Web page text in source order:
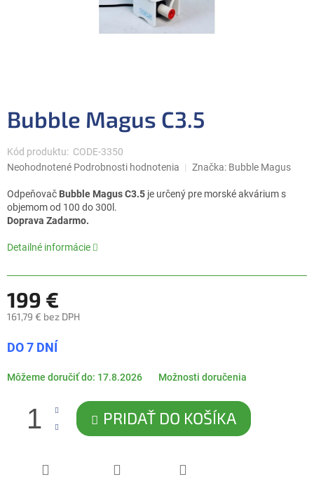
Bubble Magus C3.5
Kód produktu: CODE-3350
Priemerné
produktu
je
0,0
5
Neohodnotené Podrobnosti hodnotenia Značka: Bubble Magus
Odpeňovač Bubble Magus C3.5 je určený pre morské akvárium s
objemom od 100 do 300l.
Doprava Zadarmo.
Detailné informácie
199 €
161,79 € bez DPH
cena:
DO 7 DNÍ
Môžeme doručiť do: 17.8.2026 Možnosti doručenia
PRIDAŤ DO KOŠÍKA